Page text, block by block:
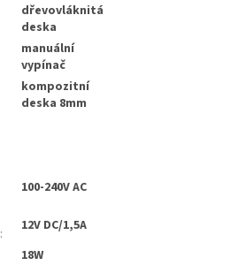
dřevovláknitá
deska
manuální
vypínač
kompozitní
deska 8mm
100-240V AC
:
12V DC/1,5A
18W